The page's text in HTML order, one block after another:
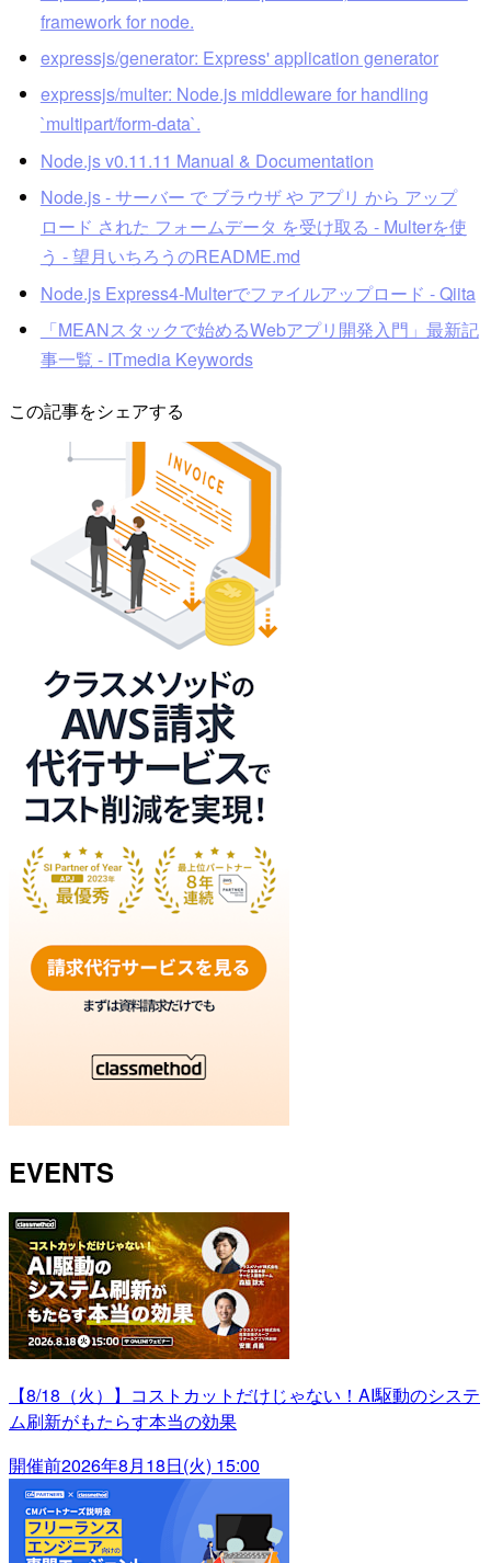
framework for node.
expressjs/generator: Express' application generator
expressjs/multer: Node.js middleware for handling
`multipart/form-data`.
Node.js v0.11.11 Manual & Documentation
Node.js - サーバー で ブラウザ や アプリ から アップ
ロード された フォームデータ を受け取る - Multerを使
う - 望月いちろうのREADME.md
Node.js Express4-Multerでファイルアップロード - Qiita
「MEANスタックで始めるWebアプリ開発入門」最新記
事一覧 - ITmedia Keywords
この記事をシェアする
EVENTS
【8/18（火）】コストカットだけじゃない！AI駆動のシステ
ム刷新がもたらす本当の効果
開催前2026年8月18日(火) 15:00